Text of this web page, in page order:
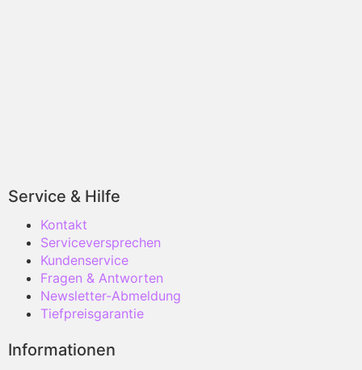
Service & Hilfe
Kontakt
Serviceversprechen
Kundenservice
Fragen & Antworten
Newsletter-Abmeldung
Tiefpreisgarantie
Informationen